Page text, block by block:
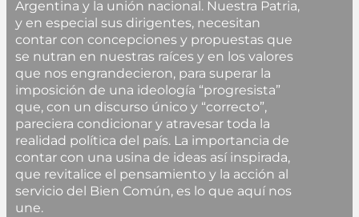
Argentina y la unión nacional. Nuestra Patria,
y en especial sus dirigentes, necesitan
contar con concepciones y propuestas que
se nutran en nuestras raíces y en los valores
que nos engrandecieron, para superar la
imposición de una ideología “progresista”
que, con un discurso único y “correcto”,
pareciera condicionar y atravesar toda la
realidad política del país. La importancia de
contar con una usina de ideas así inspirada,
que revitalice el pensamiento y la acción al
servicio del Bien Común, es lo que aquí nos
une.